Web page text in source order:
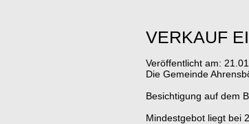
VERKAUF
Veröffentlicht am:
Die Gemeinde
Besichtigung auf dem
Mindestgebot liegt bei